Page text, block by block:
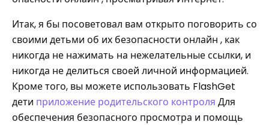
Итак, я бы посоветовал вам открыто поговорить со
своими детьми об их безопасности онлайн , как
никогда не нажимать на нежелательные ссылки, и
никогда не делиться своей личной информацией.
Кроме того, вы можете использовать FlashGet
дети приложение родительского контроля Для
обеспечения безопасного просмотра и помощь